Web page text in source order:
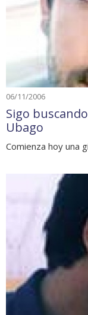
06/11/2006
Sigo
Ubago
Comienza hoy una